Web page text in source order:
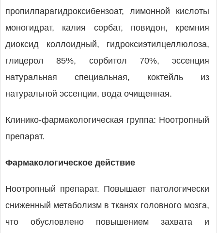
пропилпарагидроксибензоат, лимонной кислоты
моногидрат, калия сорбат, повидон, кремния
диоксид коллоидный, гидроксиэтилцеллюлоза,
глицерол 85%, сорбитол 70%, эссенция
натуральная специальная, коктейль из
натуральной эссенции, вода очищенная.
Клинико-фармакологическая группа: Ноотропный
препарат.
Фармакологическое действие
Ноотропный препарат. Повышает патологически
сниженный метаболизм в тканях головного мозга,
что обусловлено повышением захвата и